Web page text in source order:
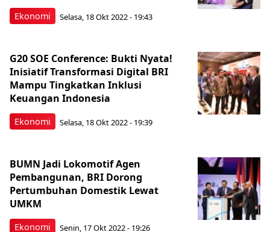
Ekonomi Selasa, 18 Okt 2022 - 19:43
Ekonomi
G20 SOE Conference: Bukti Nyata!
Inisiatif Transformasi Digital BRI
Mampu Tingkatkan Inklusi
Keuangan Indonesia
Selasa, 18 Okt 2022 - 19:39
Ekonomi
BUMN Jadi Lokomotif Agen
Pembangunan, BRI Dorong
Pertumbuhan Domestik Lewat
UMKM
Senin, 17 Okt 2022 - 19:26